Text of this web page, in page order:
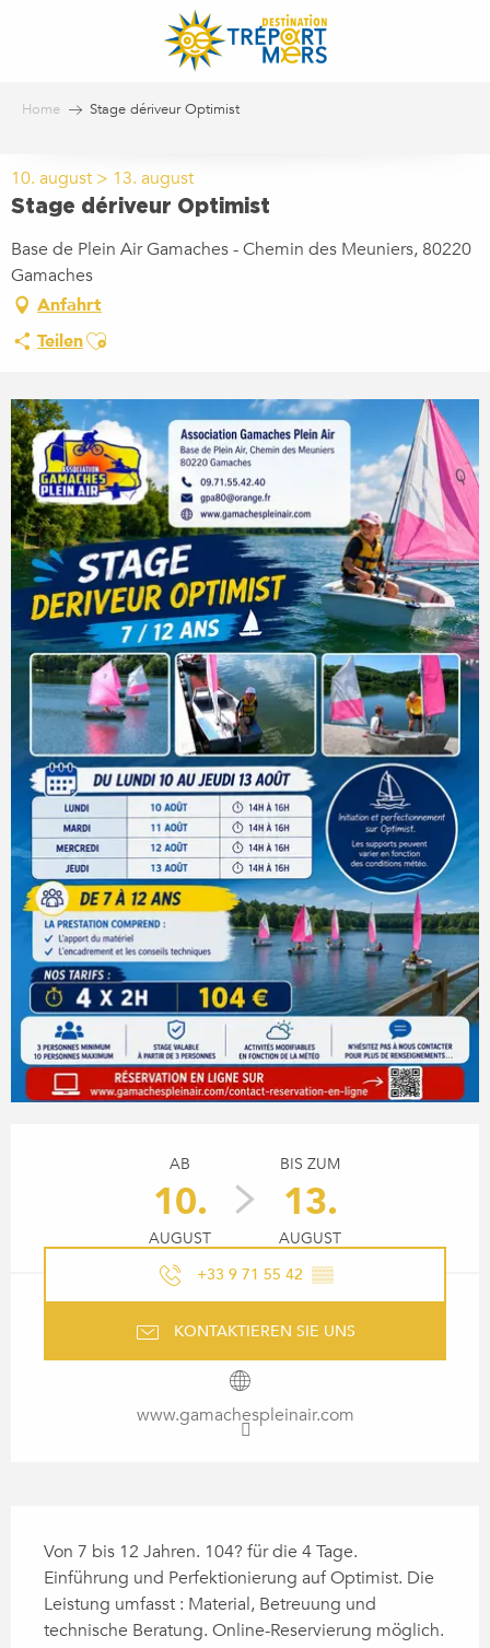
Home Stage dériveur Optimist
10. august > 13. august
Stage dériveur Optimist
Base de Plein Air Gamaches - Chemin des Meuniers, 80220
Gamaches
Anfahrt
TeilenAjouter aux favoris
AB
10.
AUGUST
BIS ZUM
13.
AUGUST
+33 9 71 55 42 ▒▒
KONTAKTIEREN SIE UNS
www.gamachespleinair.com
Von 7 bis 12 Jahren. 104? für die 4 Tage.
Einführung und Perfektionierung auf Optimist. Die
Leistung umfasst : Material, Betreuung und
technische Beratung. Online-Reservierung möglich.